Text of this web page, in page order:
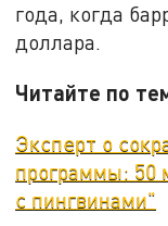
года, когда
доллара.
Читайте по
Эксперт о
программы: 50
с пингвинами"